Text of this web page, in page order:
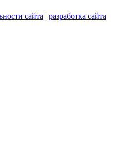
сайта | разработка сайта